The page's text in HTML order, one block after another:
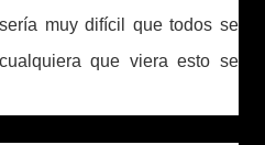
muy difícil que todos se
que viera esto se